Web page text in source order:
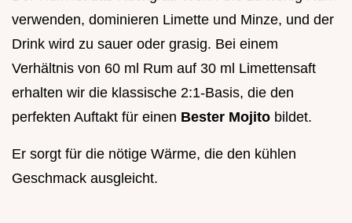
verwenden, dominieren Limette und Minze, und der
Drink wird zu sauer oder grasig. Bei einem
Verhältnis von 60 ml Rum auf 30 ml Limettensaft
erhalten wir die klassische 2:1-Basis, die den
perfekten Auftakt für einen Bester Mojito bildet.
Er sorgt für die nötige Wärme, die den kühlen
Geschmack ausgleicht.